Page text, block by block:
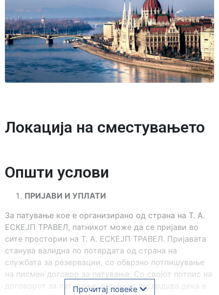
Локација на сместувањето
Општи услови
ПРИЈАВИ И УПЛАТИ
За патување кое е организирано од страна на Т. А.
ЕСКЕЈП ТРАВЕЛ, патникот може да се пријави во
сите простории на Т. А. ЕСКЕЈП ТРАВЕЛ. Пријавата
станува валидна по потврдата од страна на
службата за резервации, со обврзно потпишување
на писмен договор за патување. Со својот потпис на
договорот за патување, патникот потврдува дека е
Прочитај повеќе